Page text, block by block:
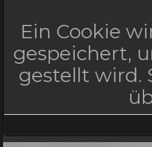
Ein Cookie
gespeichert,
gestellt wird.